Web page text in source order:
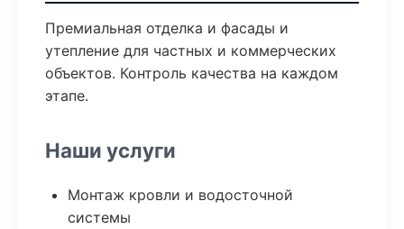
Премиальная отделка и фасады и
утепление для частных и коммерческих
объектов. Контроль качества на каждом
этапе.
Наши услуги
Монтаж кровли и водосточной
системы